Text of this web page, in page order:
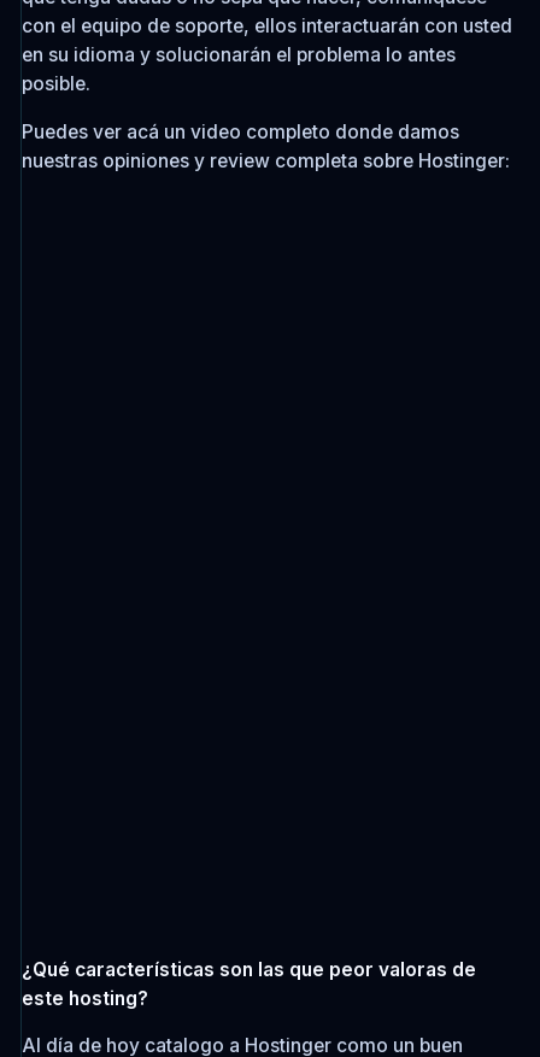
con el equipo de soporte, ellos interactuarán con usted
en su idioma y solucionarán el problema lo antes
posible.
Puedes ver acá un video completo donde damos
nuestras opiniones y review completa sobre Hostinger:
¿Qué características son las que peor valoras de
este hosting?
Al día de hoy catalogo a Hostinger como un buen